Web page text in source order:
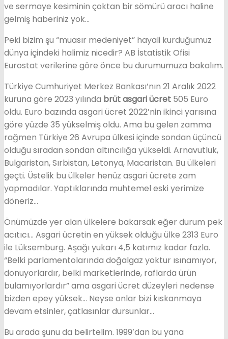
ve sermaye kesiminin çoktan bir sömürü aracı haline
gelmiş haberiniz yok…
Peki bizim şu “muasır medeniyet” hayali kurduğumuz
dünya içindeki halimiz nicedir? AB İstatistik Ofisi
Eurostat verilerine göre önce bu durumumuza bakalım.
Türkiye Cumhuriyet Merkez Bankası’nın 21 Aralık 2022
kuruna göre 2023 yılında brütasgariücret 505 Euro
oldu. Euro bazında asgari ücret 2022’nin ikinci yarısına
göre yüzde 35 yükselmiş oldu. Ama bu gelen zamma
rağmen Türkiye 26 Avrupa ülkesi içinde sondan üçüncü
olduğu sıradan sondan altıncılığa yükseldi. Arnavutluk,
Bulgaristan, Sırbistan, Letonya, Macaristan. Bu ülkeleri
geçti. Üstelik bu ülkeler henüz asgari ücrete zam
yapmadılar. Yaptıklarında muhtemel eski yerimize
döneriz…
Önümüzde yer alan ülkelere bakarsak eğer durum pek
acıtıcı… Asgari ücretin en yüksek olduğu ülke 2313 Euro
ile Lüksemburg. Aşağı yukarı 4,5 katımız kadar fazla.
“Belki parlamentolarında doğalgaz yoktur ısınamıyor,
donuyorlardır, belki marketlerinde, raflarda ürün
bulamıyorlardır” ama asgari ücret düzeyleri nedense
bizden epey yüksek… Neyse onlar bizi kıskanmaya
devam etsinler, çatlasınlar dursunlar…
Bu arada şunu da belirtelim. 1999’dan bu yana